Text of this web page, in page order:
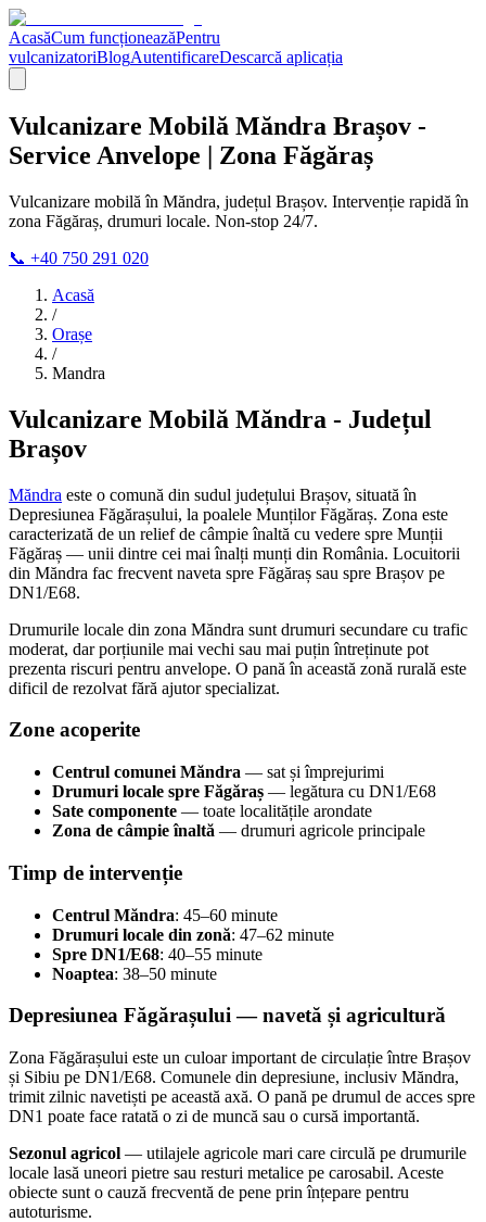
AcasăCum funcționeazăPentru
vulcanizatoriBlogAutentificareDescarcă aplicația
Vulcanizare Mobilă Măndra Brașov -
Service Anvelope | Zona Făgăraș
Vulcanizare mobilă în Măndra, județul Brașov. Intervenție rapidă în
zona Făgăraș, drumuri locale. Non-stop 24/7.
📞 +40 750 291 020
Acasă
/
Orașe
/
Mandra
Vulcanizare Mobilă Măndra - Județul
Brașov
Măndra este o comună din sudul județului Brașov, situată în
Depresiunea Făgărașului, la poalele Munților Făgăraș. Zona este
caracterizată de un relief de câmpie înaltă cu vedere spre Munții
Făgăraș — unii dintre cei mai înalți munți din România. Locuitorii
din Măndra fac frecvent naveta spre Făgăraș sau spre Brașov pe
DN1/E68.
Drumurile locale din zona Măndra sunt drumuri secundare cu trafic
moderat, dar porțiunile mai vechi sau mai puțin întreținute pot
prezenta riscuri pentru anvelope. O pană în această zonă rurală este
dificil de rezolvat fără ajutor specializat.
Zone acoperite
Centrul comunei Măndra — sat și împrejurimi
Drumuri locale spre Făgăraș — legătura cu DN1/E68
Sate componente — toate localitățile arondate
Zona de câmpie înaltă — drumuri agricole principale
Timp de intervenție
Centrul Măndra: 45–60 minute
Drumuri locale din zonă: 47–62 minute
Spre DN1/E68: 40–55 minute
Noaptea: 38–50 minute
Depresiunea Făgărașului — navetă și agricultură
Zona Făgărașului este un culoar important de circulație între Brașov
și Sibiu pe DN1/E68. Comunele din depresiune, inclusiv Măndra,
trimit zilnic navetiști pe această axă. O pană pe drumul de acces spre
DN1 poate face ratată o zi de muncă sau o cursă importantă.
Sezonul agricol — utilajele agricole mari care circulă pe drumurile
locale lasă uneori pietre sau resturi metalice pe carosabil. Aceste
obiecte sunt o cauză frecventă de pene prin înțepare pentru
autoturisme.